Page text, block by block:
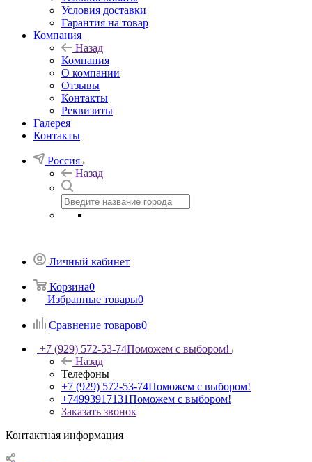
Условия доставки
Гарантия на товар
Компания
Назад
Компания
О компании
Отзывы
Контакты
Реквизиты
Галерея
Контакты
Россия
Назад
Личный кабинет
Корзина0
Избранные товары0
Сравнение товаров0
+7 (929) 572-53-74Поможем с выбором!
Назад
Телефоны
+7 (929) 572-53-74Поможем с выбором!
+74993917131Поможем с выбором!
Заказать звонок
Контактная информация